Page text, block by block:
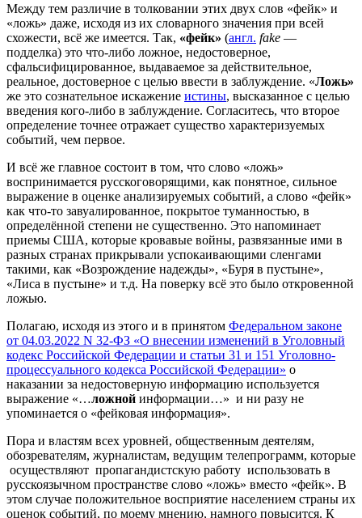
Между тем различие в толковании этих двух слов «фейк» и
«ложь» даже, исходя из их словарного значения при всей
схожести, всё же имеется. Так, «фейк» (англ. fake —
подделка) это что-либо ложное, недостоверное,
сфальсифицированное, выдаваемое за действительное,
реальное, достоверное с целью ввести в заблуждение. «Ложь»
же это сознательное искажение истины, высказанное с целью
введения кого-либо в заблуждение. Согласитесь, что второе
определение точнее отражает существо характеризуемых
событий, чем первое.
И всё же главное состоит в том, что слово «ложь»
воспринимается русскоговорящими, как понятное, сильное
выражение в оценке анализируемых событий, а слово «фейк»
как что-то завуалированное, покрытое туманностью, в
определённой степени не существенно. Это напоминает
приемы США, которые кровавые войны, развязанные ими в
разных странах прикрывали успокаивающими сленгами
такими, как «Возрождение надежды», «Буря в пустыне»,
«Лиса в пустыне» и т.д. На поверку всё это было откровенной
ложью.
Полагаю, исходя из этого и в принятом Федеральном законе
от 04.03.2022 N 32-ФЗ «О внесении изменений в Уголовный
кодекс Российской Федерации и статьи 31 и 151 Уголовно-
процессуального кодекса Российской Федерации» о
наказании за недостоверную информацию используется
выражение «…ложной информации…» и ни разу не
упоминается о «фейковая информация».
Пора и властям всех уровней, общественным деятелям,
обозревателям, журналистам, ведущим телепрограмм, которые
осуществляют пропагандистскую работу использовать в
русскоязычном пространстве слово «ложь» вместо «фейк». В
этом случае положительное восприятие населением страны их
оценок событий, по моему мнению, намного повысится. К